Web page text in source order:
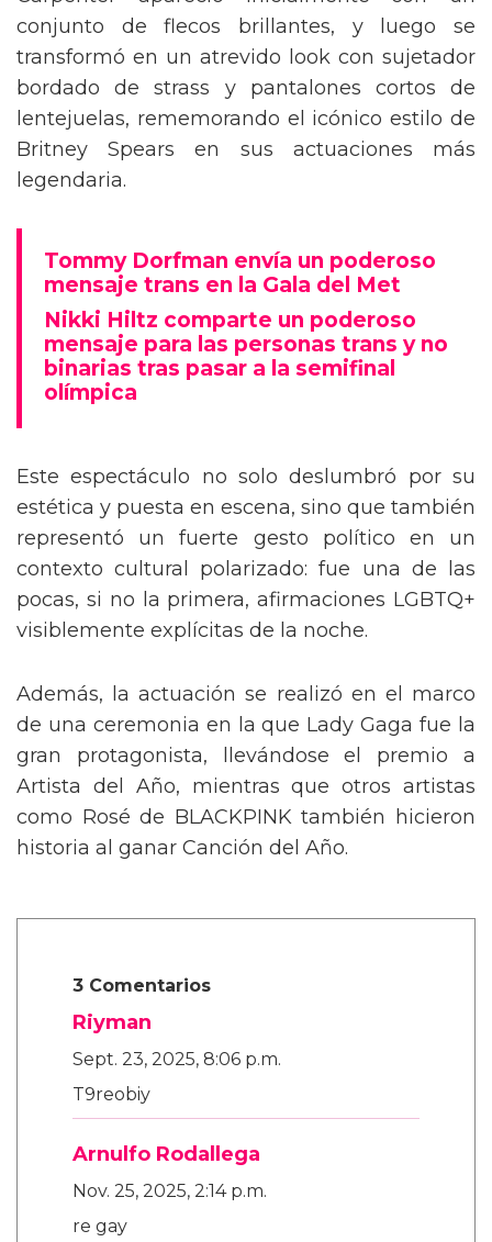
conjunto de flecos brillantes, y luego se
transformó en un atrevido look con sujetador
bordado de strass y pantalones cortos de
lentejuelas, rememorando el icónico estilo de
Britney Spears en sus actuaciones más
legendaria.
Tommy Dorfman envía un poderoso
mensaje trans en la Gala del Met
Nikki Hiltz comparte un poderoso
mensaje para las personas trans y no
binarias tras pasar a la semifinal
olímpica
Este espectáculo no solo deslumbró por su
estética y puesta en escena, sino que también
representó un fuerte gesto político en un
contexto cultural polarizado: fue una de las
pocas, si no la primera, afirmaciones LGBTQ+
visiblemente explícitas de la noche.
Además, la actuación se realizó en el marco
de una ceremonia en la que Lady Gaga fue la
gran protagonista, llevándose el premio a
Artista del Año, mientras que otros artistas
como Rosé de BLACKPINK también hicieron
historia al ganar Canción del Año.
3 Comentarios
Riyman
Sept. 23, 2025, 8:06 p.m.
T9reobiy
Arnulfo Rodallega
Nov. 25, 2025, 2:14 p.m.
re gay